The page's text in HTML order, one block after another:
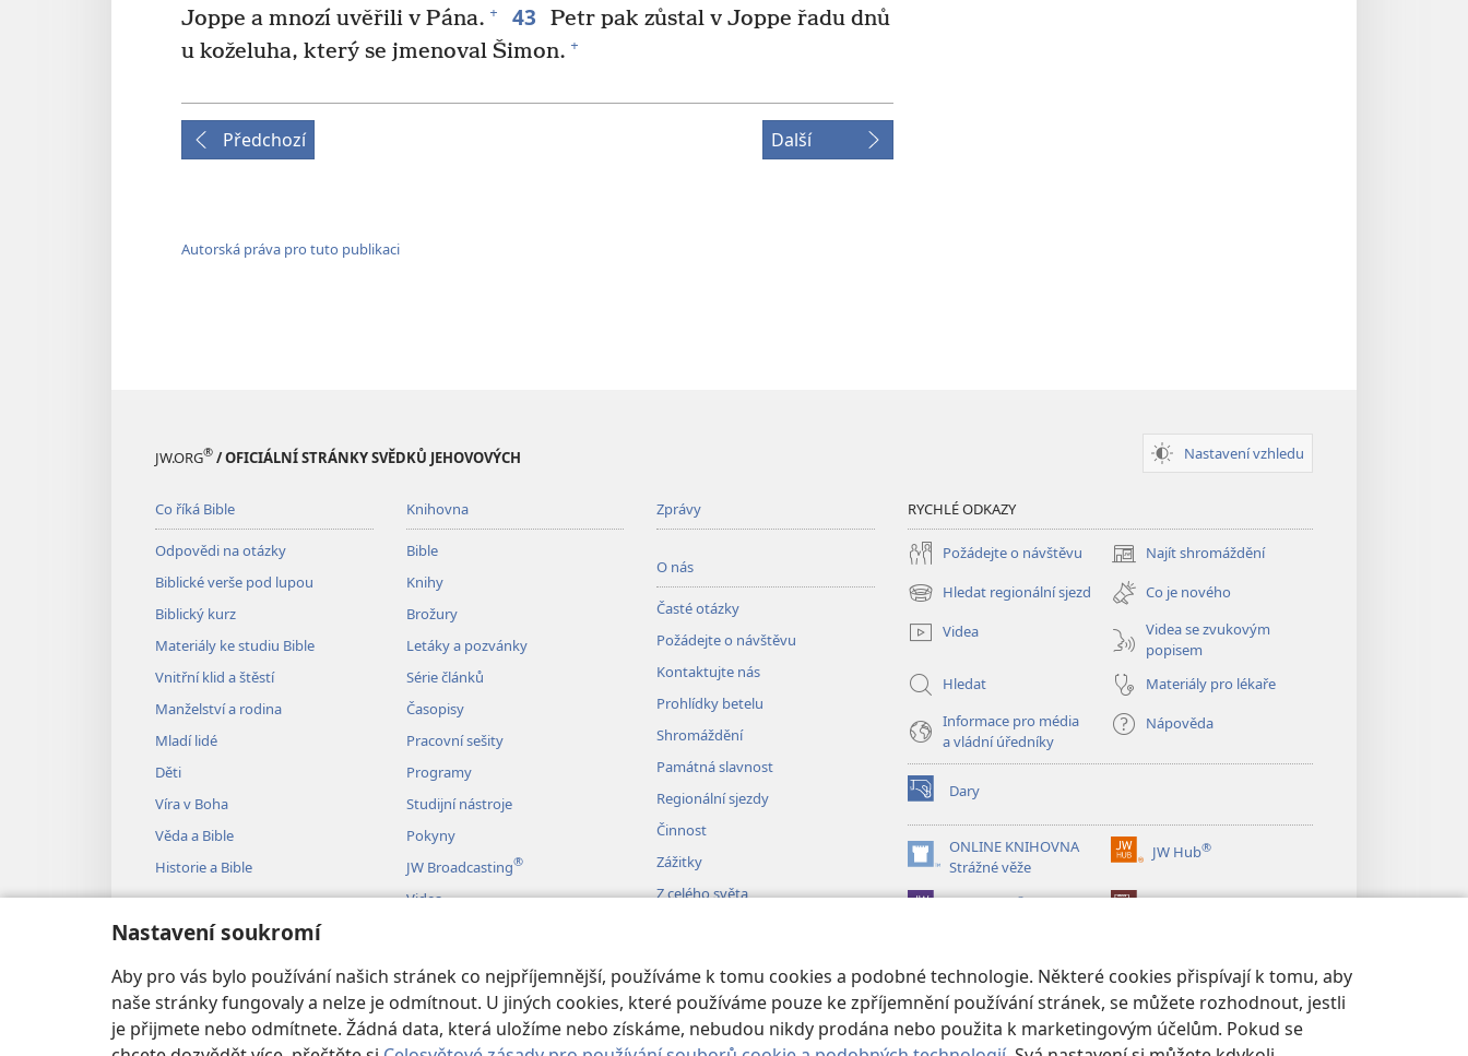
Nastavení soukromí
Aby pro vás bylo používání našich stránek co nejpříjemnější, používáme k tomu cookies a podobné technologie. Některé cookies přispívají k tomu, aby
naše stránky fungovaly a nelze je odmítnout. U jiných cookies, které používáme pouze ke zpříjemnění používání stránek, se můžete rozhodnout, jestli
je přijmete nebo odmítnete. Žádná data, která uložíme nebo získáme, nebudou nikdy prodána nebo použita k marketingovým účelům. Pokud se
Joppe a mnozí uvěřili v Pána. + 43
Petr pak zůstal v Joppe řadu dnů
u koželuha, který se jmenoval Šimon. +
Předchozí Další
Autorská práva pro tuto publikaci
JW.ORG® / OFICIÁLNÍ STRÁNKY SVĚDKŮ JEHOVOVÝCH Nastavení vzhledu
Co říká Bible
Odpovědi na otázky
Biblické verše pod lupou
Biblický kurz
Materiály ke studiu Bible
Vnitřní klid a štěstí
Manželství a rodina
Mladí lidé
Děti
Víra v Boha
Věda a Bible
Historie a Bible
Knihovna
Bible
Knihy
Brožury
Letáky a pozvánky
Série článků
Časopisy
Pracovní sešity
Programy
Studijní nástroje
Pokyny
JW Broadcasting®
Videa
Dramatizované čtení Bible
Zprávy
O nás
Časté otázky
Požádejte o návštěvu
Kontaktujte nás
Prohlídky betelu
Shromáždění
Památná slavnost
Regionální sjezdy
Činnost
Zážitky
Z celého světa
RYCHLÉ ODKAZY
Požádejte o návštěvu Najít shromáždění
(otevřeno
nové
okno)
Hledat regionální sjezd
(otevřeno
nové
okno)
Co je nového
Videa
Videa se zvukovým
popisem
Hledat
Materiály pro lékaře
Informace pro média
a vládní úředníky
Nápověda
Dary
(otevřeno
nové
okno)
ONLINE KNIHOVNA
Strážné věže
(otevřeno
nové
JW Hub®
(otevřeno
okno)
®